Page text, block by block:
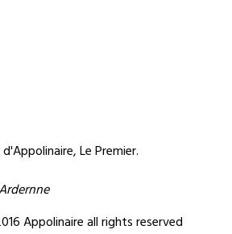
Le Premier.
Appolinaire all rights reserved